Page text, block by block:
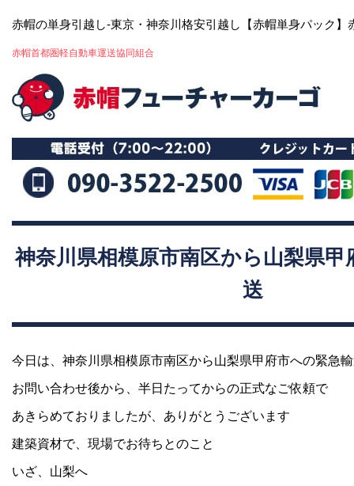
赤帽の単身引越し-東京・神奈川格安引越し【赤帽単身パック】
赤帽首都圏軽自動車運送協同組合
神奈川県相模原市南区から山梨県甲
送
今日は、神奈川県相模原市南区から山梨県甲府市への緊急
お問い合わせ後から、半日たってからの正式なご依頼で
あきらめておりましたが、ありがとうございます
建築資材で、現場でお待ちとのこと
いざ、山梨へ